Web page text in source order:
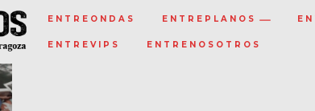
ENTREONDAS ENTREPLANOS
ENTREVIPS ENTRENOSOTROS